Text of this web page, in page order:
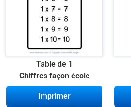
Table de 1
Chiffres façon école
Imprimer